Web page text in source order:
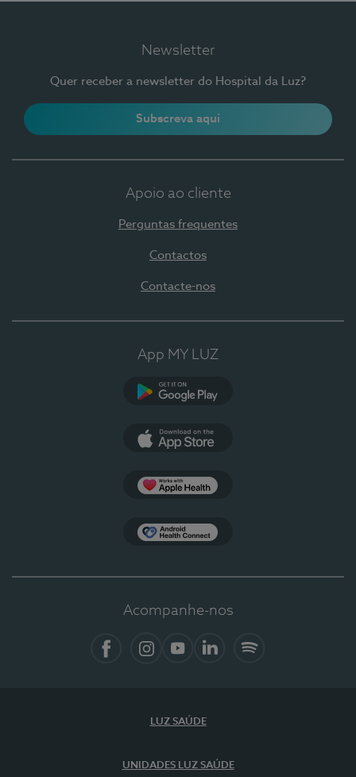
Newsletter
Quer receber a newsletter do Hospital da Luz?
Subscreva aqui
Apoio ao cliente
Perguntas frequentes
Contactos
Contacte-nos
App MY LUZ
Acompanhe-nos
LUZ SAÚDE
UNIDADES LUZ SAÚDE